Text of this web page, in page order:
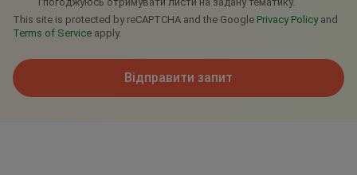
This site is protected by reCAPTCHA and the Google Privacy Policyand
Terms of Service apply.
Відправити запит